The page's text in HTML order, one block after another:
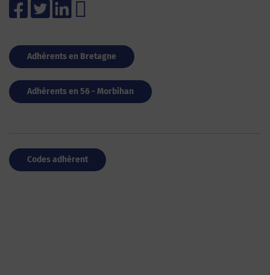
Adhérents en Bretagne
Adhérents en 56 - Morbihan
Codes adhérent